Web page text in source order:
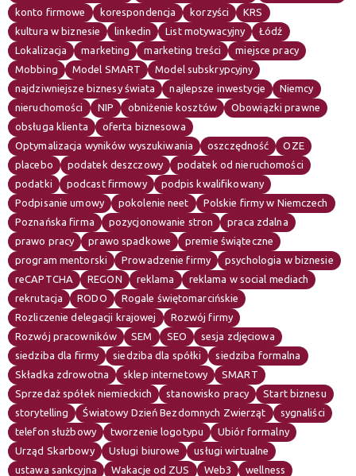
konto firmowe korespondencja korzyści
KRS
kultura w biznesie
linkedin List motywacyjny
Łódź
Lokalizacja
marketing marketing treści
miejsce pracy
Mobbing
Model SMART
Model subskrypcyjny
najdziwniejsze biznesy świata
najlepsze inwestycje
Niemcy
nieruchomości
NIP obniżenie kosztów
Obowiązki prawne
obsługa klienta
oferta biznesowa
Optymalizacja wyników wyszukiwania
oszczędność
OZE
placebo
podatek deszczowy
podatek od nieruchomości
podatki
podcast firmowy
podpis kwalifikowany
Podpisanie umowy
pokolenie neet
Polskie firmy w Niemczech
Poznańska firma
pozycjonowanie stron
praca zdalna
prawo pracy
prawo spadkowe
premie świąteczne
program mentorski
Prowadzenie firmy
psychologia w biznesie
reCAPTCHA
REGON reklama
reklama w social mediach
rekrutacja
RODO
Rogale świętomarcińskie
Rozliczenie delegacji krajowej
Rozwój firmy
Rozwój pracowników
SEM SEO
sesja zdjęciowa
siedziba dla firmy
siedziba dla spółki
siedziba formalna
Składka zdrowotna
sklep internetowy
SMART
Sprzedaż spółek niemieckich
stanowisko pracy
Start biznesu
storytelling
Światowy Dzień Bezdomnych Zwierząt
sygnaliści
telefon służbowy
tworzenie logotypu
Ubiór formalny
Urząd Skarbowy
Usługi biurowe
usługi wirtualne
ustawa sankcyjna
Wakacje od ZUS Web3
wellness